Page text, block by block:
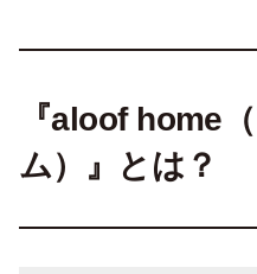
『aloof home
ム）』とは？